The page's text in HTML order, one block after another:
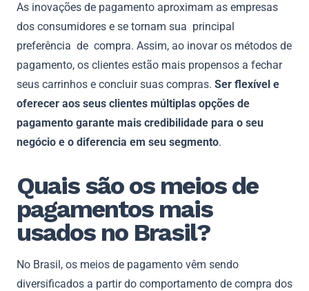
As inovações de pagamento aproximam as empresas
dos consumidores e se tornam sua principal
preferência de compra. Assim, ao inovar os métodos de
pagamento, os clientes estão mais propensos a fechar
seus carrinhos e concluir suas compras. Ser flexível e
oferecer aos seus clientes múltiplas opções de
pagamento garante mais credibilidade para o seu
negócio e o diferencia em seu segmento.
Quais são os meios de
pagamentos mais
usados no Brasil?
No Brasil, os meios de pagamento vêm sendo
diversificados a partir do comportamento de compra dos